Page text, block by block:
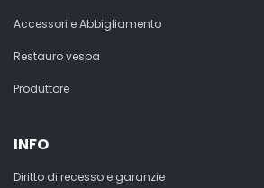
Accessori e Abbigliamento
Restauro vespa
Produttore
INFO
Diritto di recesso e garanzie